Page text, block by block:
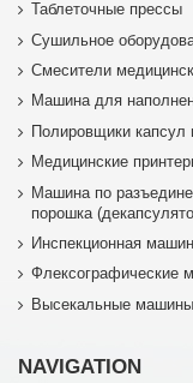
Таблеточные прессы
Сушильное
Смесители
Машина для
Полировщики капсул
Медицинские
Машина по
порошка
Инспекционная
Флексографические
Высекальные
NAVIGATION